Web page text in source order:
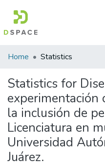
Home Statistics
Statistics for
experimentación
la inclusión de
Licenciatura en
Universidad
Juárez.